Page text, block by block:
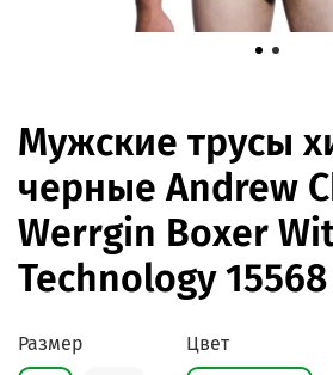
Мужские трусы
черные Andrew
Werrgin Boxer
Technology 15568
Размер Цвет